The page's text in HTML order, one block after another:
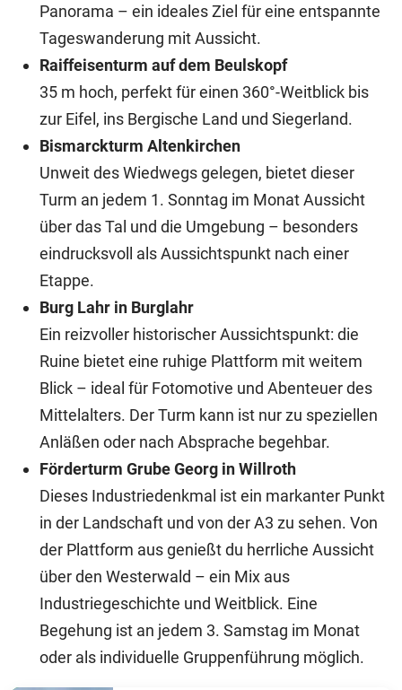
Panorama – ein ideales Ziel für eine entspannte
Tageswanderung mit Aussicht.
Raiffeisenturm auf dem Beulskopf
35 m hoch, perfekt für einen 360°-Weitblick bis
zur Eifel, ins Bergische Land und Siegerland.
Bismarckturm Altenkirchen
Unweit des Wiedwegs gelegen, bietet dieser
Turm an jedem 1. Sonntag im Monat Aussicht
über das Tal und die Umgebung – besonders
eindrucksvoll als Aussichtspunkt nach einer
Etappe.
Burg Lahr in Burglahr
Ein reizvoller historischer Aussichtspunkt: die
Ruine bietet eine ruhige Plattform mit weitem
Blick – ideal für Fotomotive und Abenteuer des
Mittelalters. Der Turm kann ist nur zu speziellen
Anläßen oder nach Absprache begehbar.
Förderturm Grube Georg in Willroth
Dieses Industriedenkmal ist ein markanter Punkt
in der Landschaft und von der A3 zu sehen. Von
der Plattform aus genießt du herrliche Aussicht
über den Westerwald – ein Mix aus
Industriegeschichte und Weitblick. Eine
Begehung ist an jedem 3. Samstag im Monat
oder als individuelle Gruppenführung möglich.